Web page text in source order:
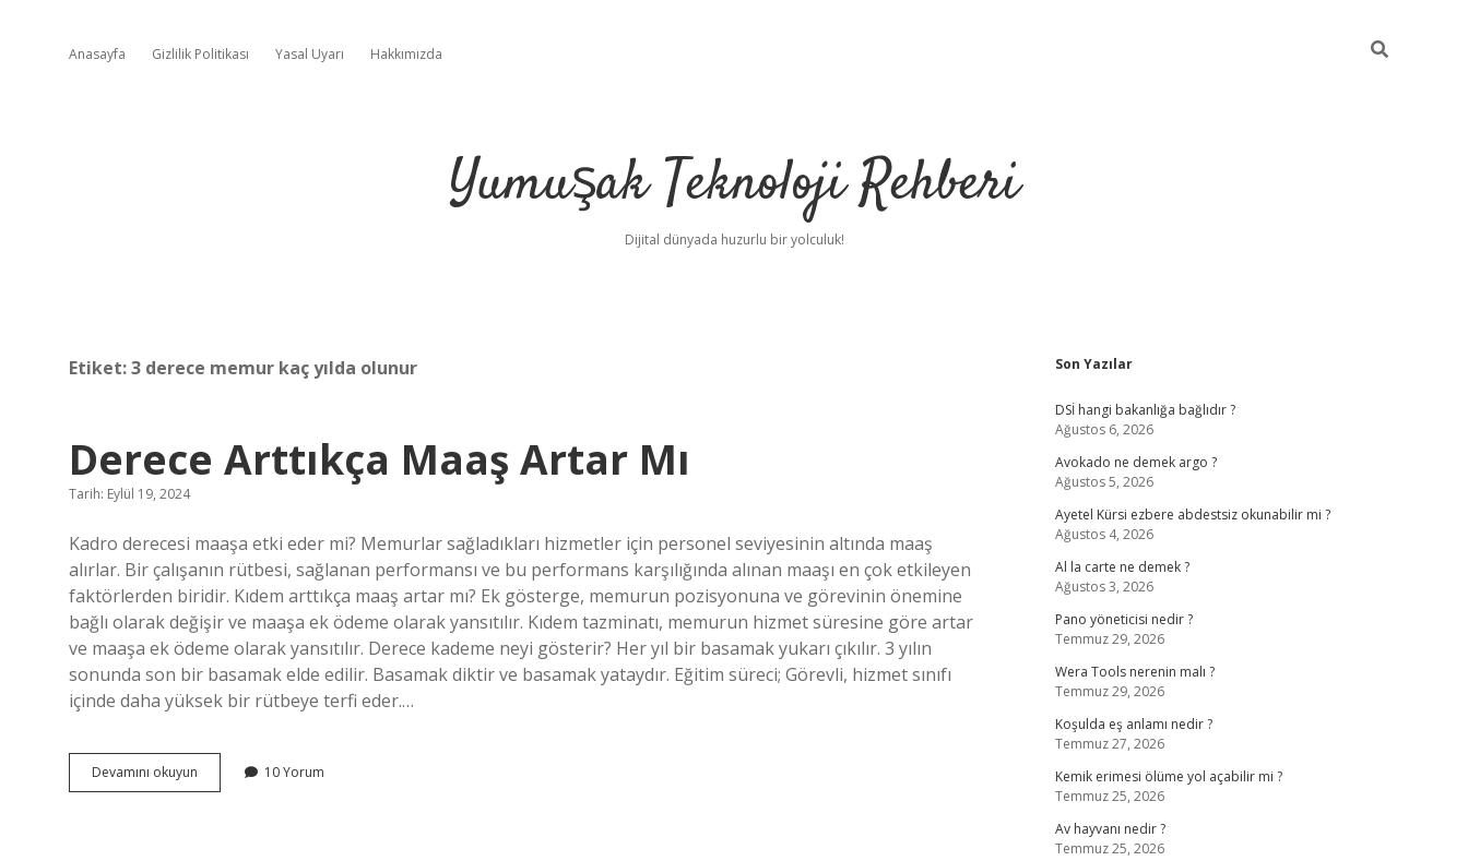
Anasayfa Gizlilik Politikası Yasal Uyarı Hakkımızda
Yumuşak Teknoloji Rehberi
Dijital dünyada huzurlu bir yolculuk!
Etiket:3 derece memur kaç yılda olunur
Derece Arttıkça Maaş Artar Mı
Tarih: Eylül 19, 2024
Kadro derecesi maaşa etki eder mi? Memurlar sağladıkları hizmetler için personel seviyesinin altında maaş
alırlar. Bir çalışanın rütbesi, sağlanan performansı ve bu performans karşılığında alınan maaşı en çok etkileyen
faktörlerden biridir. Kıdem arttıkça maaş artar mı? Ek gösterge, memurun pozisyonuna ve görevinin önemine
bağlı olarak değişir ve maaşa ek ödeme olarak yansıtılır. Kıdem tazminatı, memurun hizmet süresine göre artar
ve maaşa ek ödeme olarak yansıtılır. Derece kademe neyi gösterir? Her yıl bir basamak yukarı çıkılır. 3 yılın
sonunda son bir basamak elde edilir. Basamak diktir ve basamak yataydır. Eğitim süreci; Görevli, hizmet sınıfı
içinde daha yüksek bir rütbeye terfi eder.…
Devamını okuyun
Arttıkça
10 Yorum
Sidebar
Son Yazılar
DSİ hangi bakanlığa bağlıdır ?
Ağustos 6, 2026
Avokado ne demek argo ?
Ağustos 5, 2026
Ayetel Kürsi ezbere abdestsiz okunabilir mi ?
Ağustos 4, 2026
Al la carte ne demek ?
Ağustos 3, 2026
Pano yöneticisi nedir ?
Temmuz 29, 2026
Wera Tools nerenin malı ?
Temmuz 29, 2026
Koşulda eş anlamı nedir ?
Temmuz 27, 2026
Kemik erimesi ölüme yol açabilir mi ?
Temmuz 25, 2026
Av hayvanı nedir ?
Temmuz 25, 2026